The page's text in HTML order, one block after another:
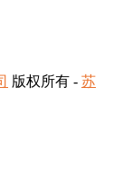
版权所有 - 苏